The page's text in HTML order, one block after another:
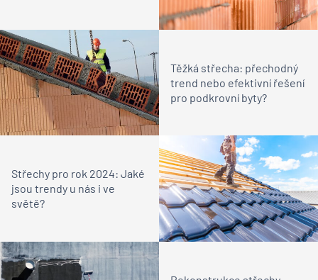
Těžká střecha: přechodný
trend nebo efektivní řešení
pro podkrovní byty?
Střechy pro rok 2024: Jaké
jsou trendy u nás i ve
světě?